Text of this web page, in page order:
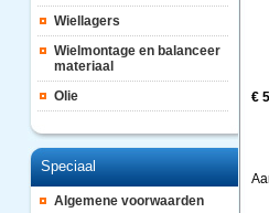
Wiellagers
Wielmontage en balanceer
materiaal
Olie
Speciaal
Algemene voorwaarden
€